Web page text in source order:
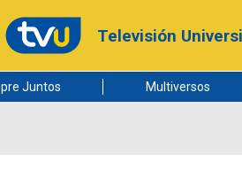
Televisión
Juntos Multiversos